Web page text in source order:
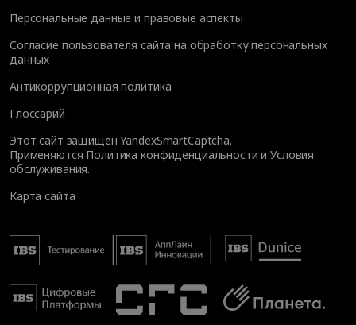
Персональные данные и правовые аспекты
Согласие пользователя сайта на обработку персональных
данных
Антикоррупционная политика
Глоссарий
Этот сайт защищен YandexSmartCaptcha.
Применяются Политика конфиденциальности иУсловия
обслуживания.
Карта сайта